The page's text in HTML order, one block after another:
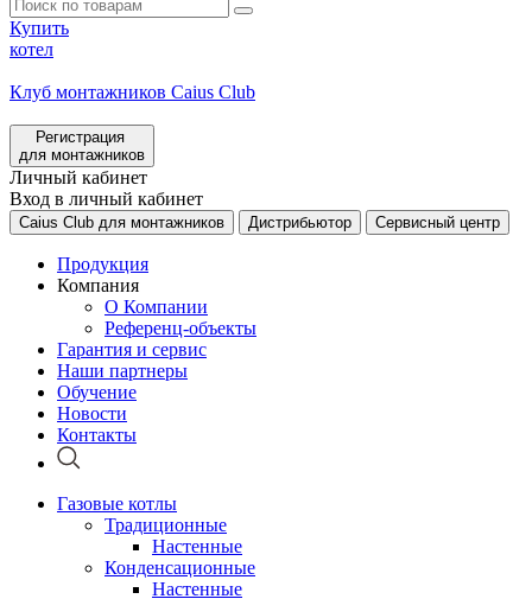
Купить
котел
Клуб монтажников Caius Club
Регистрация
для монтажников
Личный кабинет
Вход в личный кабинет
Caius Club для монтажников Дистрибьютор Сервисный центр
Продукция
Компания
О Компании
Референц-объекты
Гарантия и сервис
Наши партнеры
Обучение
Новости
Контакты
Газовые котлы
Традиционные
Настенные
Конденсационные
Настенные